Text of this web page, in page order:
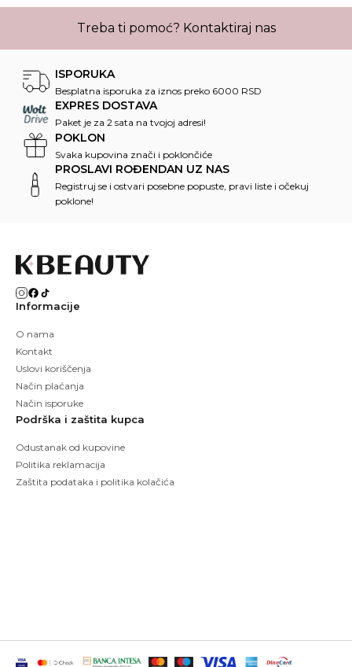
Treba ti pomoć? Kontaktiraj nas
ISPORUKA
Besplatna isporuka za iznos preko 6000 RSD
EXPRES DOSTAVA
Paket je za 2 sata na tvojoj adresi!
POKLON
Svaka kupovina znači i poklončiće
PROSLAVI ROĐENDAN UZ NAS
Registruj se i ostvari posebne popuste, pravi liste i očekuj
poklone!
Informacije
O nama
Kontakt
Uslovi koriščenja
Način plaćanja
Način isporuke
Podrška i zaštita kupca
Odustanak od kupovine
Politika reklamacija
Zaštita podataka i politika kolačića